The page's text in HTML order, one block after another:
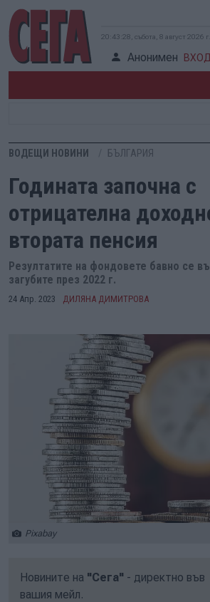
20:43:29, събота, 8 август 2026 г.
Анонимен
ВОДЕЩИ НОВИНИ БЪЛГАРИЯ
Годината започна с
отрицателна
втората пенсия
Резултатите на фондовете бавно се
загубите през 2022 г.
24 Апр. 2023 ДИЛЯНА ДИМИТРОВА
Pixabay
Новините на "Сега" - директно във
вашия мейл.